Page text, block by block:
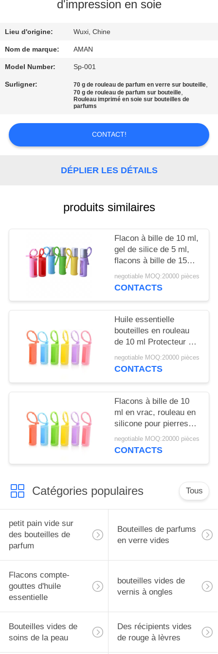
PROPOS
NOUS
VISITE
DE
CONTRÔLE
QUALITÉ
CONTACTEZ-
CAS
UN
DEVIS
PLAN
SITE
PRIVACY
POLICY
d'impression en soie
Lieu d'origine: Wuxi, Chine
Nom de marque: AMAN
Model Number: Sp-001
Surligner: 70 g de rouleau de parfum en verre sur bouteille,
70 g de rouleau de parfum sur bouteille,
Rouleau imprimé en soie sur bouteilles de
parfums
CONTACT!
DÉPLIER LES DÉTAILS
produits similaires
Flacon à bille de 10 ml,
gel de silice de 5 ml,
flacons à bille de 15
ml, portable, monté sur
cordon, flacon à bille
pour flacon
negotiable MOQ:20000 pièces
CONTACTS
Huile essentielle
bouteilles en rouleau
de 10 ml Protecteur à
manches en silicone
coloré Pour les
negotiable MOQ:20000 pièces
CONTACTS
Flacons à bille de 10
ml en vrac, rouleau en
silicone pour pierres
précieuses, support
pour flacons roll-on de
protection de voyage
negotiable MOQ:20000 pièces
CONTACTS
Catégories populaires Tous
petit pain vide sur
des bouteilles de
parfum
Bouteilles de parfums
en verre vides
Flacons compte-
gouttes d'huile
essentielle
bouteilles vides de
vernis à ongles
Bouteilles vides de
soins de la peau
Des récipients vides
de rouge à lèvres